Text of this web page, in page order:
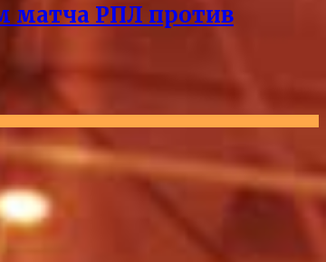
матча РПЛ против